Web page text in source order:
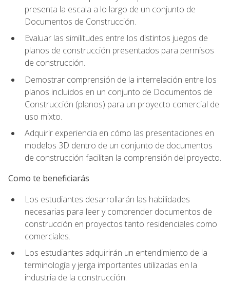
presenta la escala a lo largo de un conjunto de
Documentos de Construcción.
Evaluar las similitudes entre los distintos juegos de
planos de construcción presentados para permisos
de construcción.
Demostrar comprensión de la interrelación entre los
planos incluidos en un conjunto de Documentos de
Construcción (planos) para un proyecto comercial de
uso mixto.
Adquirir experiencia en cómo las presentaciones en
modelos 3D dentro de un conjunto de documentos
de construcción facilitan la comprensión del proyecto.
Como te beneficiarás
Los estudiantes desarrollarán las habilidades
necesarias para leer y comprender documentos de
construcción en proyectos tanto residenciales como
comerciales.
Los estudiantes adquirirán un entendimiento de la
terminología y jerga importantes utilizadas en la
industria de la construcción.